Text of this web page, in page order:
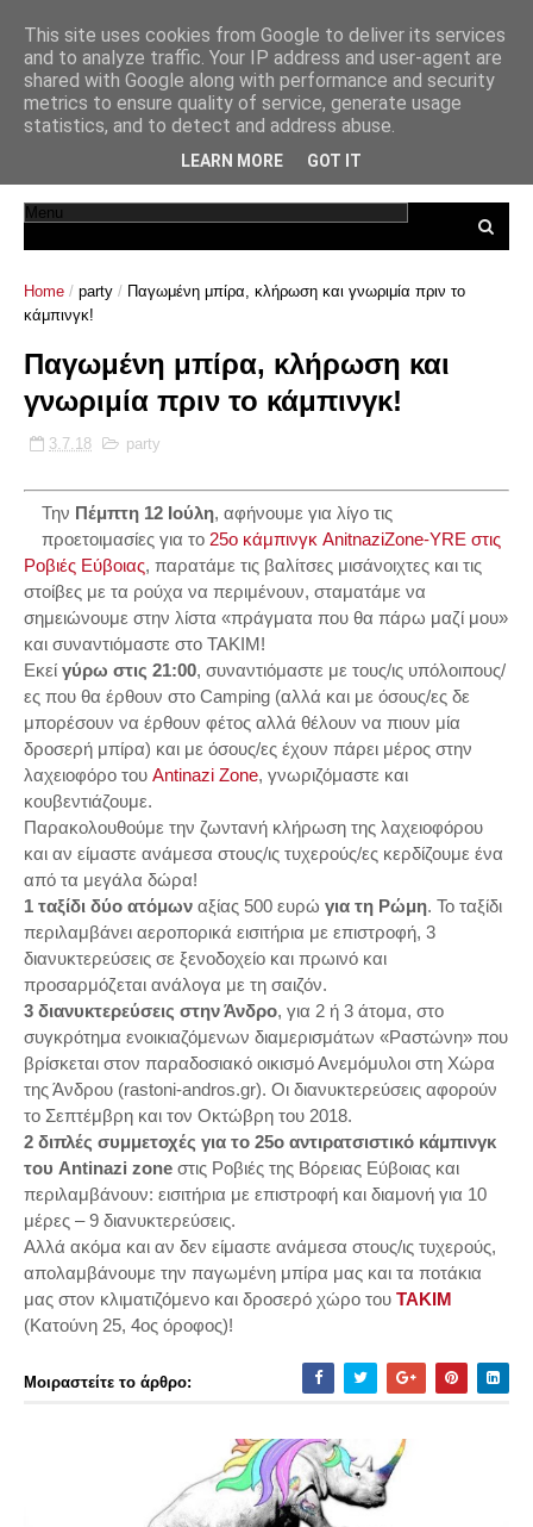
Home / party / Παγωμένη μπίρα, κλήρωση και γνωριμία πριν το
κάμπινγκ!
Παγωμένη μπίρα, κλήρωση και
γνωριμία πριν το κάμπινγκ!
3.7.18 party
Την Πέμπτη 12 Ιούλη, αφήνουμε για λίγο τις
προετοιμασίες για το 25ο κάμπινγκ AnitnaziZone-YRE στις
Ροβιές Εύβοιας, παρατάμε τις βαλίτσες μισάνοιχτες και τις
στοίβες με τα ρούχα να περιμένουν, σταματάμε να
σημειώνουμε στην λίστα «πράγματα που θα πάρω μαζί μου»
και συναντιόμαστε στο ΤΑΚΙΜ!
Εκεί γύρω στις 21:00, συναντιόμαστε με τους/ις υπόλοιπους/
ες που θα έρθουν στο Camping (αλλά και με όσους/ες δε
μπορέσουν να έρθουν φέτος αλλά θέλουν να πιουν μία
δροσερή μπίρα) και με όσους/ες έχουν πάρει μέρος στην
λαχειοφόρο του Antinazi Zone, γνωριζόμαστε και
κουβεντιάζουμε.
Παρακολουθούμε την ζωντανή κλήρωση της λαχειοφόρου
και αν είμαστε ανάμεσα στους/ις τυχερούς/ες κερδίζουμε ένα
από τα μεγάλα δώρα!
1 ταξίδι δύο ατόμων αξίας 500 ευρώ για τη Ρώμη. Το ταξίδι
περιλαμβάνει αεροπορικά εισιτήρια με επιστροφή, 3
διανυκτερεύσεις σε ξενοδοχείο και πρωινό και
προσαρμόζεται ανάλογα με τη σαιζόν.
3 διανυκτερεύσεις στην Άνδρο, για 2 ή 3 άτομα, στο
συγκρότημα ενοικιαζόμενων διαμερισμάτων «Ραστώνη» που
βρίσκεται στον παραδοσιακό οικισμό Ανεμόμυλοι στη Χώρα
της Άνδρου (rastoni-andros.gr). Οι διανυκτερεύσεις αφορούν
το Σεπτέμβρη και τον Οκτώβρη του 2018.
2 διπλές συμμετοχές για το 25ο αντιρατσιστικό κάμπινγκ
του Antinazi zone στις Ροβιές της Βόρειας Εύβοιας και
περιλαμβάνουν: εισιτήρια με επιστροφή και διαμονή για 10
μέρες – 9 διανυκτερεύσεις.
Αλλά ακόμα και αν δεν είμαστε ανάμεσα στους/ις τυχερούς,
απολαμβάνουμε την παγωμένη μπίρα μας και τα ποτάκια
μας στον κλιματιζόμενο και δροσερό χώρο του ΤΑΚΙΜ
(Κατούνη 25, 4ος όροφος)!
Μοιραστείτε το άρθρο:
This site uses cookies from Google to deliver its services
and to analyze traffic. Your IP address and user-agent are
shared with Google along with performance and security
metrics to ensure quality of service, generate usage
statistics, and to detect and address abuse.
LEARN MORE GOT IT